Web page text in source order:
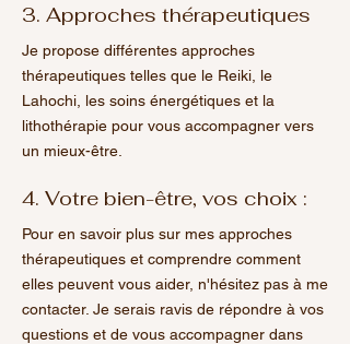
3. Approches thérapeutiques
Je propose différentes approches
thérapeutiques telles que le Reiki, le
Lahochi, les soins énergétiques et la
lithothérapie pour vous accompagner vers
un mieux-être.
4. Votre bien-être, vos choix :
Pour en savoir plus sur mes approches
thérapeutiques et comprendre comment
elles peuvent vous aider, n'hésitez pas à me
contacter. Je serais ravis de répondre à vos
questions et de vous accompagner dans